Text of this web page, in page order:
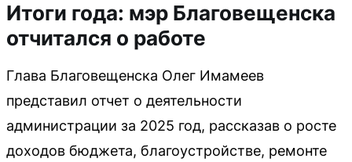
Итоги года: мэр Благовещенска
отчитался о работе
Глава Благовещенска Олег Имамеев
представил отчет о деятельности
администрации за 2025 год, рассказав о росте
доходов бюджета, благоустройстве, ремонте